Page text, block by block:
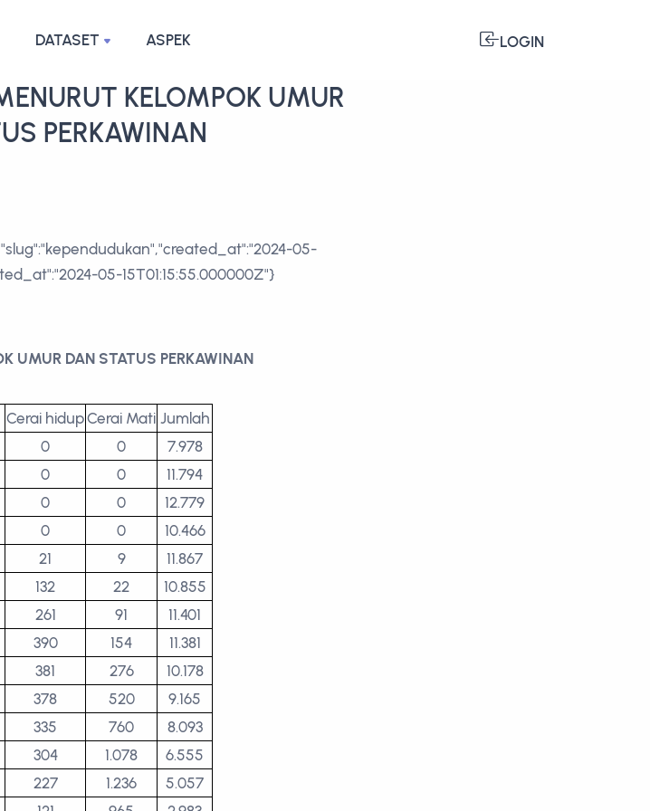
DATASET ASPEK LOGIN
KELOMPOK UMUR
PERKAWINAN
UMUR DAN STATUS PERKAWINAN
Cerai hidupCerai Mati Jumlah
0 0
7.978
0 0
11.794
0 0
12.779
0 0
10.466
21 9
11.867
132 22
10.855
261 91
11.401
390 154
11.381
381 276
10.178
378 520
9.165
335 760
8.093
304 1.078
6.555
227 1.236
5.057